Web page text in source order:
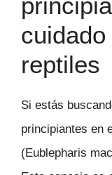
reptiles
Si estás
principiantes en
(Eublepharis